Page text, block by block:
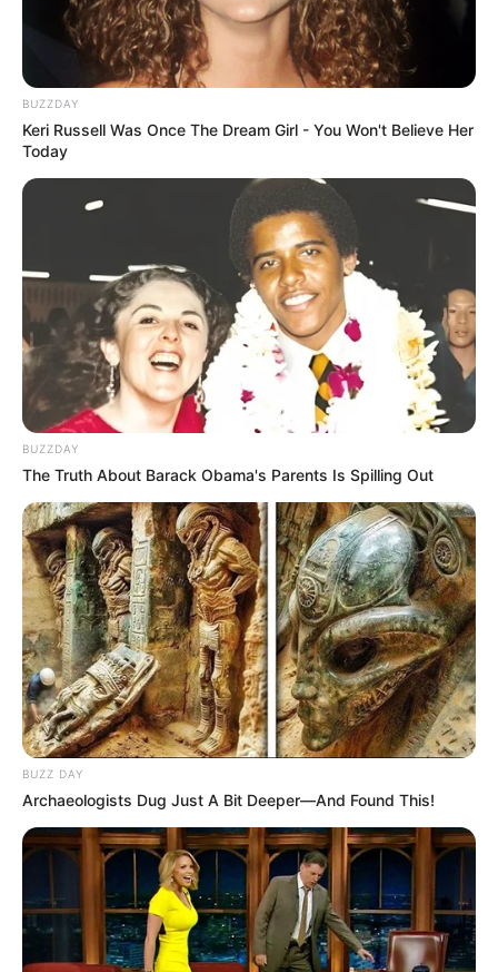
BUZZDAY
Keri Russell Was Once The Dream Girl - You Won't Believe Her
Today
BUZZDAY
The Truth About Barack Obama's Parents Is Spilling Out
BUZZ DAY
Archaeologists Dug Just A Bit Deeper—And Found This!